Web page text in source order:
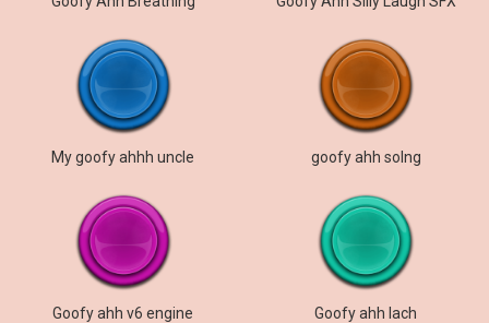
My goofy ahhh uncle goofy ahh solng
Goofy ahh v6 engine Goofy ahh lach